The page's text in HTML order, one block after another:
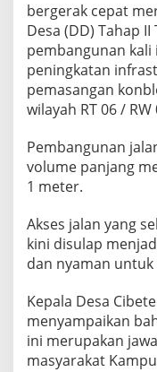
bergerak cepat
Desa (DD) Tahap
pembangunan
peningkatan
pemasangan
wilayah RT 06 / RW
​Pembangunan
volume panjang
1 meter.
Akses jalan yang
kini disulap
dan nyaman
​Kepala Desa
menyampaikan
ini merupakan
masyarakat